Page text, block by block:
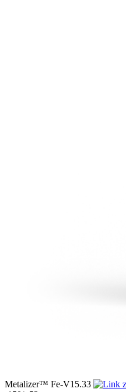
Metalizer™ Fe-V15.33